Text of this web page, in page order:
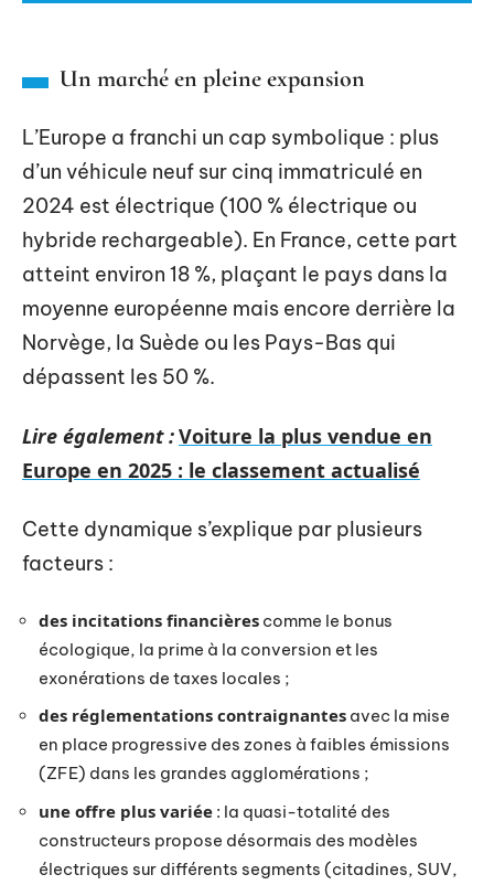
Un marché en pleine expansion
L’Europe a franchi un cap symbolique : plus
d’un véhicule neuf sur cinq immatriculé en
2024 est électrique (100 % électrique ou
hybride rechargeable). En France, cette part
atteint environ 18 %, plaçant le pays dans la
moyenne européenne mais encore derrière la
Norvège, la Suède ou les Pays-Bas qui
dépassent les 50 %.
Lire également :Voiture la plus vendue en
Europe en 2025 : le classement actualisé
Cette dynamique s’explique par plusieurs
facteurs :
des incitations financières comme le bonus
écologique, la prime à la conversion et les
exonérations de taxes locales ;
des réglementations contraignantes avec la mise
en place progressive des zones à faibles émissions
(ZFE) dans les grandes agglomérations ;
une offre plus variée : la quasi-totalité des
constructeurs propose désormais des modèles
électriques sur différents segments (citadines, SUV,